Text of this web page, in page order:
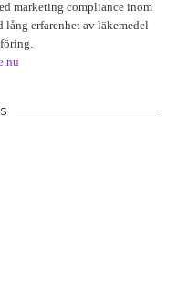
marketing compliance inom
erfarenhet av läkemedel